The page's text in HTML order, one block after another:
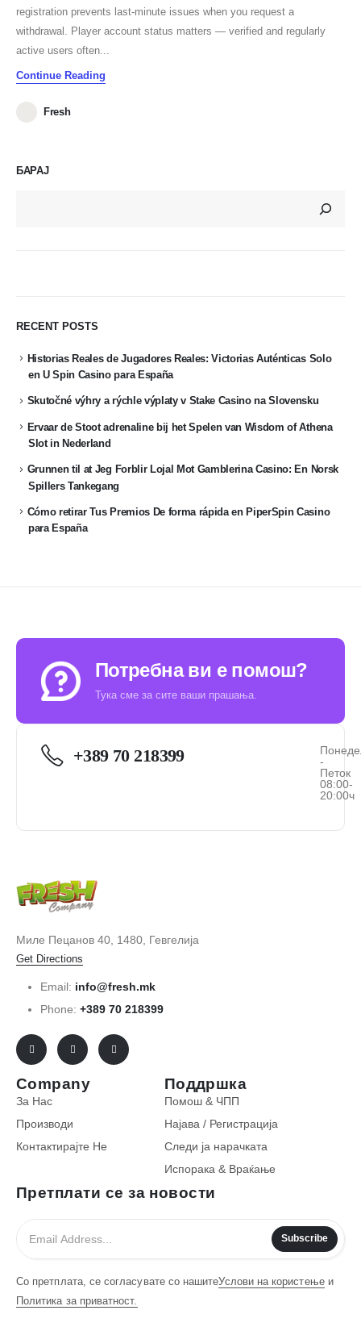
registration prevents last-minute issues when you request a
withdrawal. Player account status matters — verified and regularly
active users often...
Continue Reading
Fresh
БАРАЈ
RECENT POSTS
Historias Reales de Jugadores Reales: Victorias Auténticas Solo
en U Spin Casino para España
Skutočné výhry a rýchle výplaty v Stake Casino na Slovensku
Ervaar de Stoot adrenaline bij het Spelen van Wisdom of Athena
Slot in Nederland
Grunnen til at Jeg Forblir Lojal Mot Gamblerina Casino: En Norsk
Spillers Tankegang
Cómo retirar Tus Premios De forma rápida en PiperSpin Casino
para España
Потребна ви е помош?
Тука сме за сите ваши прашања.
+389 70 218399
-
Петок
08:00-
20:00ч
Миле Пецанов 40, 1480, Гевгелија
Get Directions
Email: info@fresh.mk
Phone: +389 70 218399
Company
За Нас
Производи
Контактирајте Не
Поддршка
Помош & ЧПП
Најава / Регистрација
Следи ја нарачката
Испорака & Враќање
Претплати се за новости
Subscribe
Со претплата, се согласувате со нашитеУслови на користењеи
Политика за приватност.